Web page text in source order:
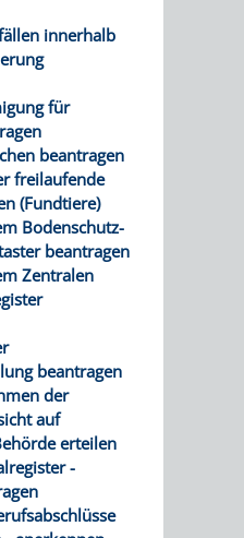
JÜDISCHE
IN
WEINHEIM
innerhalb
für
beantragen
freilaufende
(Fundtiere)
Bodenschutz-
beantragen
Zentralen
beantragen
der
auf
erteilen
-